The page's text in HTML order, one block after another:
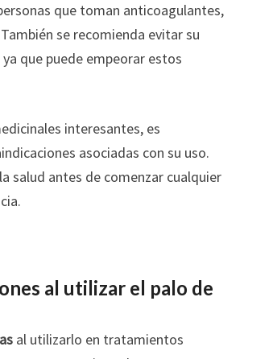
que toman anticoagulantes,
se recomienda evitar su
que puede empeorar estos
interesantes, es
asociadas con su uso.
salud antes de comenzar cualquier
al utilizar el palo de
al utilizarlo en tratamientos